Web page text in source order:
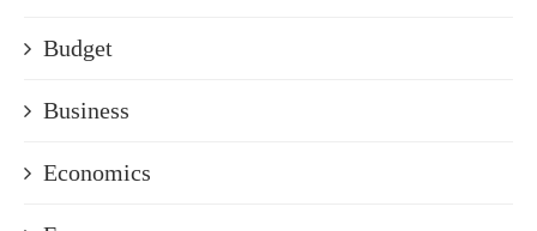
Budget
Business
Economics